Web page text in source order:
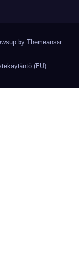
by Themeansar.
(EU)